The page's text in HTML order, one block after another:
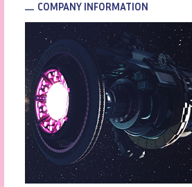
COMPANY INFORMATION